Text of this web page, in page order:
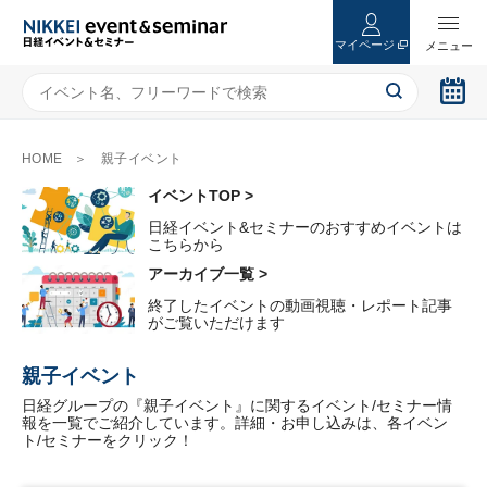
マイページ
HOME 親子イベント
イベントTOP >
日経イベント&セミナーのおすすめイベントは
こちらから
アーカイブ一覧 >
終了したイベントの動画視聴・レポート記事
がご覧いただけます
親子イベント
日経グループの『親子イベント』に関するイベント/セミナー情
報を一覧でご紹介しています。詳細・お申し込みは、各イベン
ト/セミナーをクリック！